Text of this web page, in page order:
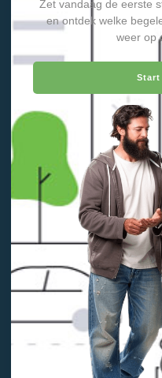
Zet vandaag de eerste
en ontdek welke
weer op
Start